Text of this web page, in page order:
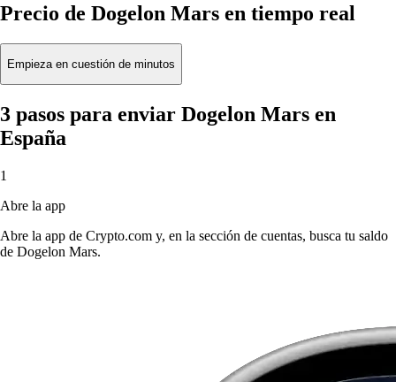
Precio de Dogelon Mars en tiempo real
Empieza en cuestión de minutos
3 pasos para enviar Dogelon Mars en
España
1
Abre la app
Abre la app de Crypto.com y, en la sección de cuentas, busca tu saldo
de Dogelon Mars.